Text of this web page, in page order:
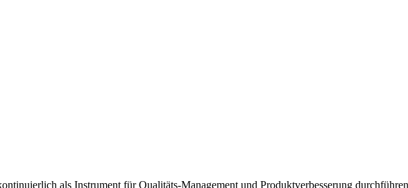
als Instrument für Qualitäts-Management und Produktverbesserung